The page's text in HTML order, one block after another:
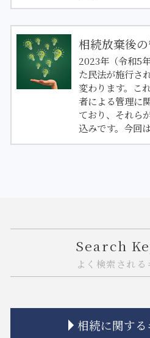
相続放棄後
2023年（令和5
た民法が施行さ
変わります。こ
者による管理に
ており、それら
込みです。今回
Search
よく検索される
相続に関す